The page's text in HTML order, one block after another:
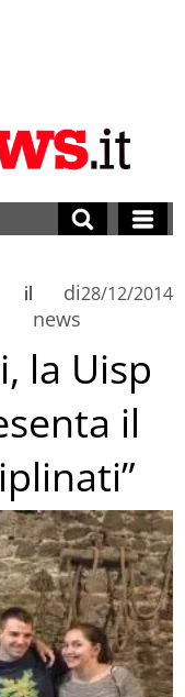
di
news
il 28/12/2014
la Uisp
il